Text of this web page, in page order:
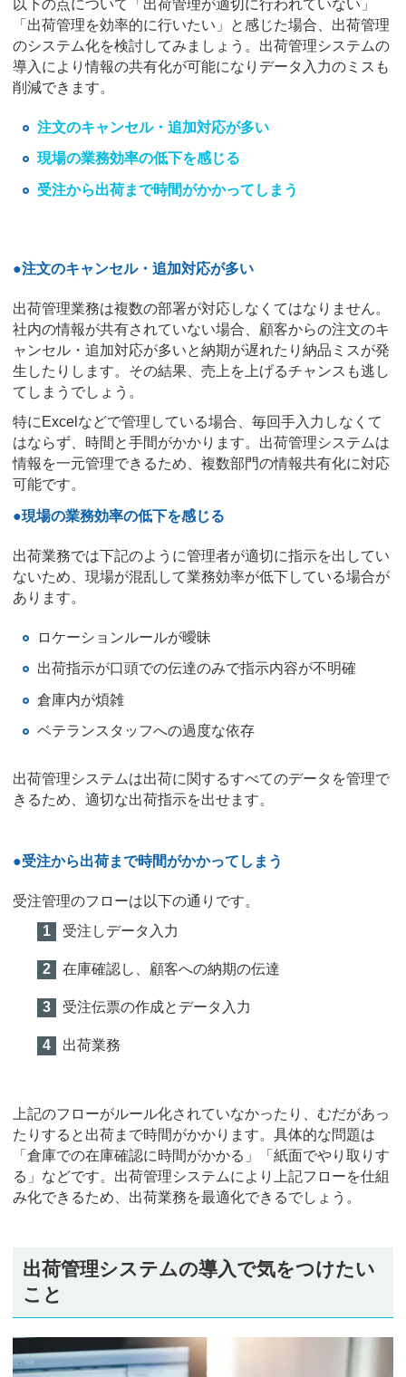
以下の点について「出荷管理が適切に行われていない」
「出荷管理を効率的に行いたい」と感じた場合、出荷管理
のシステム化を検討してみましょう。出荷管理システムの
導入により情報の共有化が可能になりデータ入力のミスも
削減できます。
注文のキャンセル・追加対応が多い
現場の業務効率の低下を感じる
受注から出荷まで時間がかかってしまう
●注文のキャンセル・追加対応が多い
出荷管理業務は複数の部署が対応しなくてはなりません。
社内の情報が共有されていない場合、顧客からの注文のキ
ャンセル・追加対応が多いと納期が遅れたり納品ミスが発
生したりします。その結果、売上を上げるチャンスも逃し
てしまうでしょう。
特にExcelなどで管理している場合、毎回手入力しなくて
はならず、時間と手間がかかります。出荷管理システムは
情報を一元管理できるため、複数部門の情報共有化に対応
可能です。
●現場の業務効率の低下を感じる
出荷業務では下記のように管理者が適切に指示を出してい
ないため、現場が混乱して業務効率が低下している場合が
あります。
ロケーションルールが曖昧
出荷指示が口頭での伝達のみで指示内容が不明確
倉庫内が煩雑
ベテランスタッフへの過度な依存
出荷管理システムは出荷に関するすべてのデータを管理で
きるため、適切な出荷指示を出せます。
●受注から出荷まで時間がかかってしまう
受注管理のフローは以下の通りです。
受注しデータ入力
在庫確認し、顧客への納期の伝達
受注伝票の作成とデータ入力
出荷業務
上記のフローがルール化されていなかったり、むだがあっ
たりすると出荷まで時間がかかります。具体的な問題は
「倉庫での在庫確認に時間がかかる」「紙面でやり取りす
る」などです。出荷管理システムにより上記フローを仕組
み化できるため、出荷業務を最適化できるでしょう。
出荷管理システムの導入で気をつけたい
こと